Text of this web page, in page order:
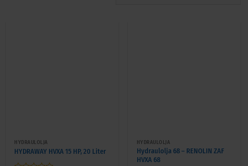
HYDRAULOLJA
HYDRAWAY HVXA 15 HP, 20 Liter
HYDRAULOLJA
Hydraulolja 68 – RENOLIN ZAF
HVXA 68